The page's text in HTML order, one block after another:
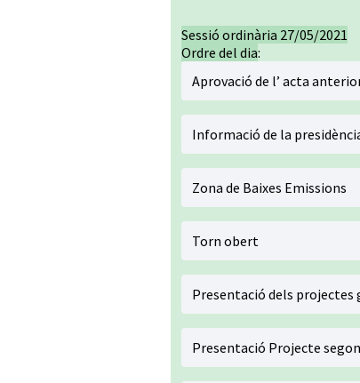
Sessió ordinària 27/05/2021
Ordre del dia:
Aprovació de l’ acta
Informació de la
Zona de Baixes Emissions
Torn obert
Presentació dels projectes
Presentació Projecte